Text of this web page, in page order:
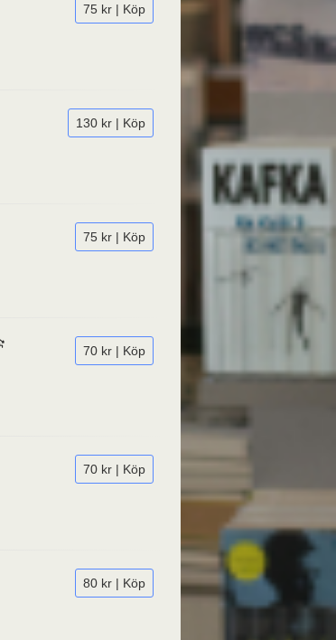
75 kr | Köp
130 kr | Köp
75 kr | Köp
70 kr | Köp
70 kr | Köp
80 kr | Köp